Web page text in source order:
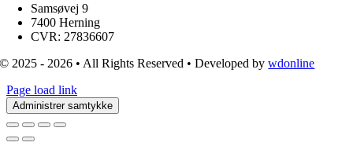
Samsøvej 9
7400 Herning
CVR: 27836607
© 2025 - 2026 • All Rights Reserved • Developed bywdonline
Page load link
Administrer samtykke